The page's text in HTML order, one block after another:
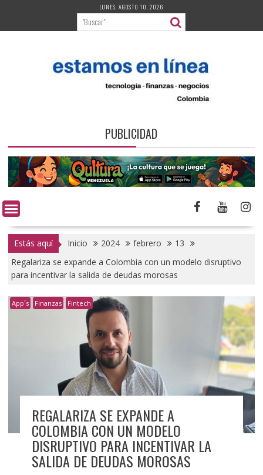
contenido
LUNES, AGOSTO 10, 2026
PUBLICIDAD
Estás aquí Inicio 2024 febrero
13
Regalariza se expande a Colombia con un modelo disruptivo
para incentivar la salida de deudas morosas
App´s Finanzas Fintech
REGALARIZA SE EXPANDE A
COLOMBIA CON UN MODELO
DISRUPTIVO PARA INCENTIVAR LA
SALIDA DE DEUDAS MOROSAS